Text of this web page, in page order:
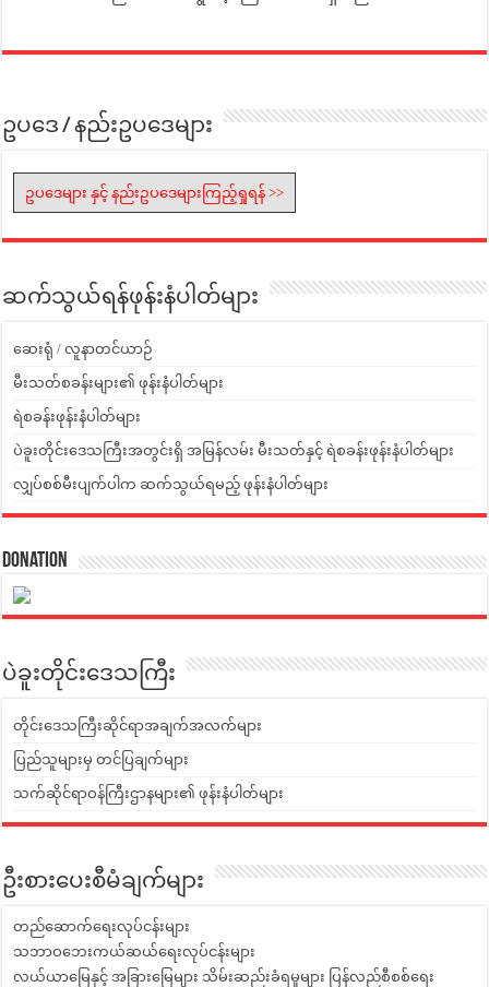
ဥပဒေ / နည်းဥပဒေများ
ဥပဒေများ နှင့် နည်းဥပဒေများကြည့်ရှုရန် >>
ဆက်သွယ်ရန်ဖုန်းနံပါတ်များ
ဆေးရုံ / လူနာတင်ယာဉ်
မီးသတ်စခန်းများ၏ ဖုန်းနံပါတ်များ
ရဲစခန်းဖုန်းနံပါတ်များ
ပဲခူးတိုင်းဒေသကြီးအတွင်းရှိ အမြန်လမ်း မီးသတ်နှင့် ရဲစခန်းဖုန်းနံပါတ်များ
လျှပ်စစ်မီးပျက်ပါက ဆက်သွယ်ရမည့် ဖုန်းနံပါတ်များ
Donation
ပဲခူးတိုင်းဒေသကြီး
တိုင်းဒေသကြီးဆိုင်ရာအချက်အလက်များ
ပြည်သူများမှ တင်ပြချက်များ
သက်ဆိုင်ရာဝန်ကြီးဌာနများ၏ ဖုန်းနံပါတ်များ
ဦးစားပေးစီမံချက်များ
တည်ဆောက်ရေးလုပ်ငန်းများ
သဘာဝဘေးကယ်ဆယ်ရေးလုပ်ငန်းများ
လယ်ယာမြေနှင့် အခြားမြေများ သိမ်းဆည်းခံရမှုများ ပြန်လည်စီစစ်ရေး